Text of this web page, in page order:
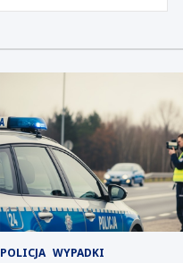
POLICJA WYPADKI